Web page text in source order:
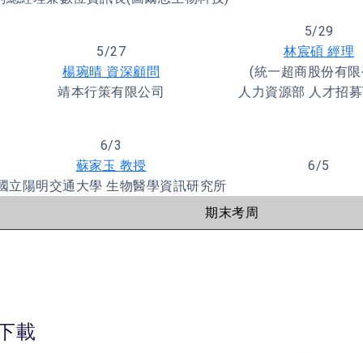
5/27
楊琬晴 資深顧問
靖本行策有限公司
5/29
林宸碩 經理
(統一超商股份有
人力資源部 人才招
6/3
蘇家玉 教授
立陽明交通大學 生物醫學資訊研究所
6/5
期末考周
載